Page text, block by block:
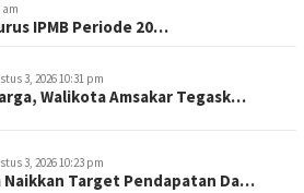
am
IPMB Periode 20…
3, 2026 10:31 pm
Walikota Amsakar Tegask…
3, 2026 10:23 pm
Naikkan Target Pendapatan Da…